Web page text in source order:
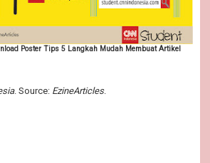
Poster Tips 5 Langkah Mudah Membuat Artikel
. Source: EzineArticles.